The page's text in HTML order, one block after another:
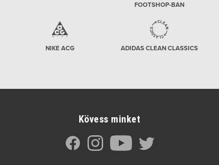
FOOTSHOP-BAN
NIKE ACG ADIDAS CLEAN CLASSICS
Kövess minket